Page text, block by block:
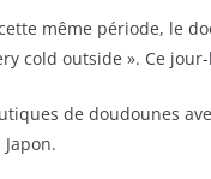
même période, le
cold outside ». Ce
de doudounes